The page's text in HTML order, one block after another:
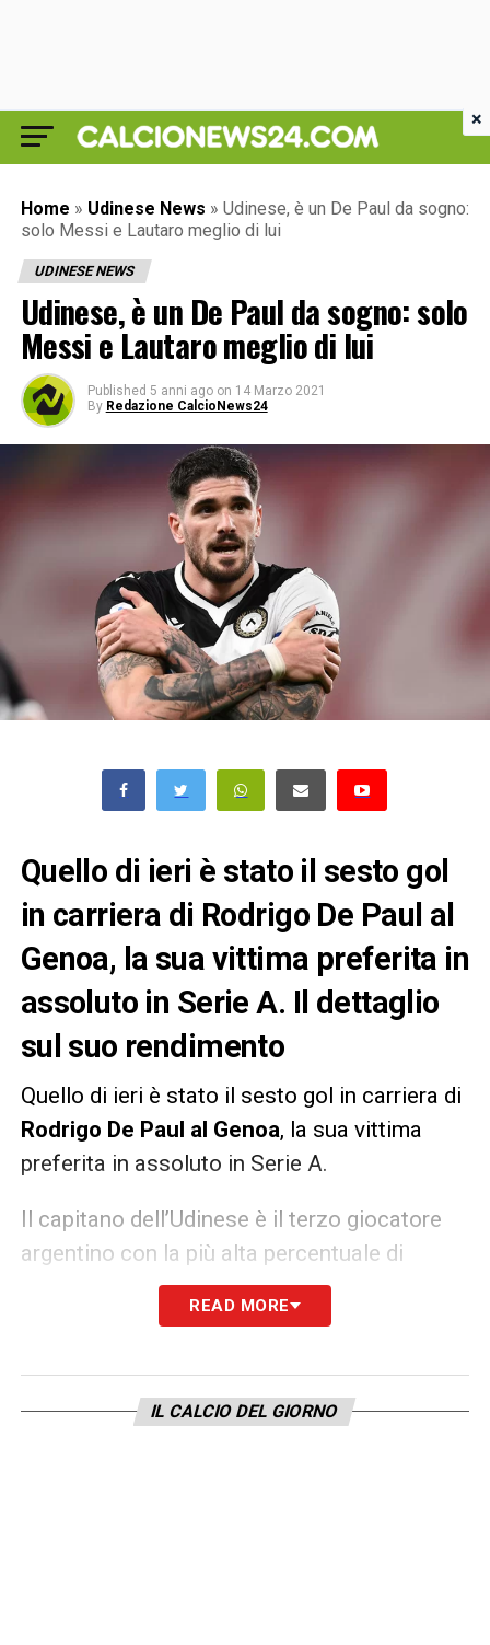
Home » Udinese News » Udinese, è un De Paul da sogno:
solo Messi e Lautaro meglio di lui
UDINESE NEWS
Udinese, è un De Paul da sogno: solo
Messi e Lautaro meglio di lui
Published 5 anni ago on 14 Marzo 2021
By Redazione CalcioNews24
Quello di ieri è stato il sesto gol
in carriera di Rodrigo De Paul al
Genoa, la sua vittima preferita in
assoluto in Serie A. Il dettaglio
sul suo rendimento
Quello di ieri è stato il sesto gol in carriera di
Rodrigo De Paul al Genoa, la sua vittima
preferita in assoluto in Serie A.
Il capitano dell’Udinese è il terzo giocatore
argentino con la più alta percentuale di
contribuzione ai gol della sua squadra nei
top–5 campionati europei (37%), dietro
LA PLAYLIST DELLE NOSTRE TOP NEWS
READ MORE
IL CALCIO DEL GIORNO
×